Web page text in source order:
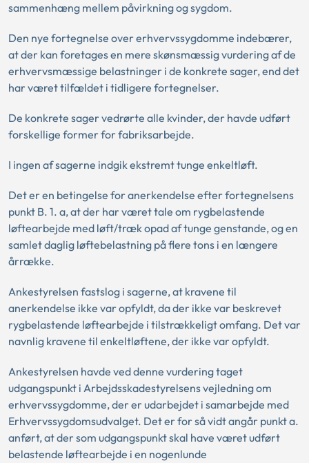
sammenhæng mellem påvirkning og sygdom.
Den nye fortegnelse over erhvervssygdomme indebærer,
at der kan foretages en mere skønsmæssig vurdering af de
erhvervsmæssige belastninger i de konkrete sager, end det
har været tilfældet i tidligere fortegnelser.
De konkrete sager vedrørte alle kvinder, der havde udført
forskellige former for fabriksarbejde.
I ingen af sagerne indgik ekstremt tunge enkeltløft.
Det er en betingelse for anerkendelse efter fortegnelsens
punkt B. 1. a, at der har været tale om rygbelastende
løftearbejde med løft/træk opad af tunge genstande, og en
samlet daglig løftebelastning på flere tons i en længere
årrække.
Ankestyrelsen fastslog i sagerne, at kravene til
anerkendelse ikke var opfyldt, da der ikke var beskrevet
rygbelastende løftearbejde i tilstrækkeligt omfang. Det var
navnlig kravene til enkeltløftene, der ikke var opfyldt.
Ankestyrelsen havde ved denne vurdering taget
udgangspunkt i Arbejdsskadestyrelsens vejledning om
erhvervssygdomme, der er udarbejdet i samarbejde med
Erhvervssygdomsudvalget. Det er for så vidt angår punkt a.
anført, at der som udgangspunkt skal have været udført
belastende løftearbejde i en nogenlunde